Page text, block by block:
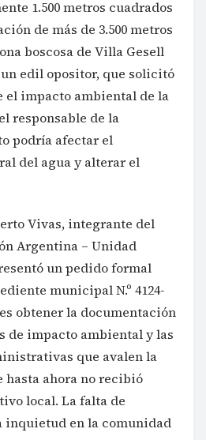
boscosa de Villa Gesell
edil opositor, que solicitó
impacto ambiental de la
responsable de la
podría afectar el
del agua y alterar el
Vivas, integrante del
un pedido formal
municipal N.º 4124-
obtener la documentación
impacto ambiental y las
que avalen la
ahora no recibió
local. La falta de
en la comunidad
de los procesos